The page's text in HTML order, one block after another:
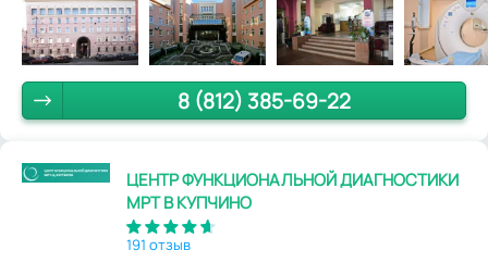
8 (812) 385-69-22
ЦЕНТР ФУНКЦИОНАЛЬНОЙ ДИАГНОСТИКИ
МРТ В КУПЧИНО
191 отзыв